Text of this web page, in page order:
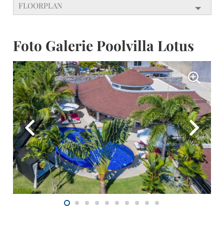
FLOORPLAN
Foto Galerie Poolvilla Lotus